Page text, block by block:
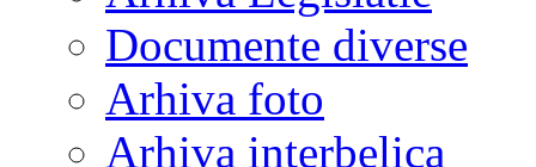
Documente diverse
Arhiva foto
Arhiva interbelica